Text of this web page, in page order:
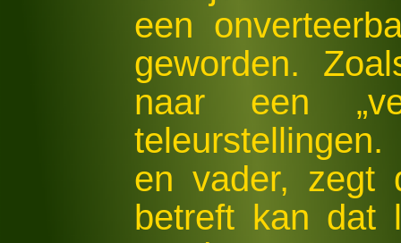
een
geworden.
naar een
en vader, zegt
betreft kan dat